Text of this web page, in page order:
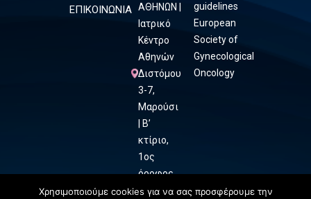
ΕΠΙΚΟΙΝΩΝΙΑ ΑΘΗΝΩΝ |
Ιατρικό
Κέντρο
Αθηνών
Διστόμου
3-7,
Μαρούσι
| Β’
κτίριο,
1ος
όροφος
guidelines
European
Society of
Gynecological
Oncology
Χρησιμοποιούμε cookies για να σας προσφέρουμε την